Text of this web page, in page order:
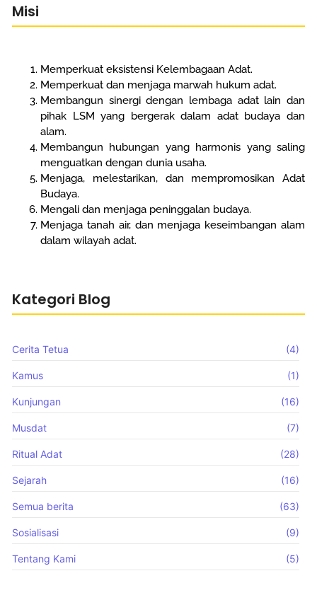
Misi
Memperkuat eksistensi Kelembagaan Adat.
Memperkuat dan menjaga marwah hukum adat.
Membangun sinergi dengan lembaga adat lain dan
pihak LSM yang bergerak dalam adat budaya dan
alam.
Membangun hubungan yang harmonis yang saling
menguatkan dengan dunia usaha.
Menjaga, melestarikan, dan mempromosikan Adat
Budaya.
Mengali dan menjaga peninggalan budaya.
Menjaga tanah air, dan menjaga keseimbangan alam
dalam wilayah adat.
Kategori Blog
Cerita Tetua (4)
Kamus (1)
Kunjungan (16)
Musdat (7)
Ritual Adat (28)
Sejarah (16)
Semua berita (63)
Sosialisasi (9)
Tentang Kami (5)